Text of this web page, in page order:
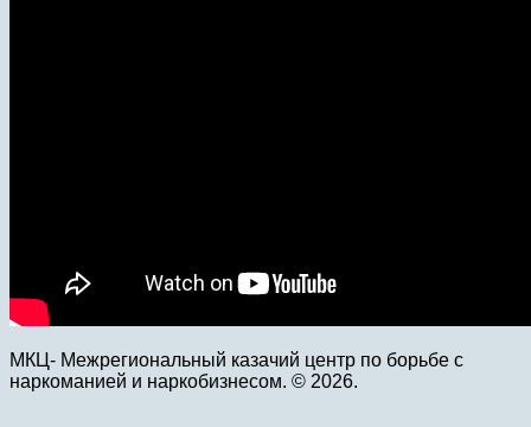
МКЦ- Межрегиональный казачий центр по борьбе с
наркоманией и наркобизнесом. © 2026.